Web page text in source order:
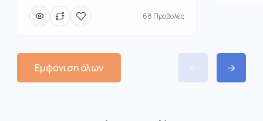
68 Προβολές
Εμφάνιση όλων